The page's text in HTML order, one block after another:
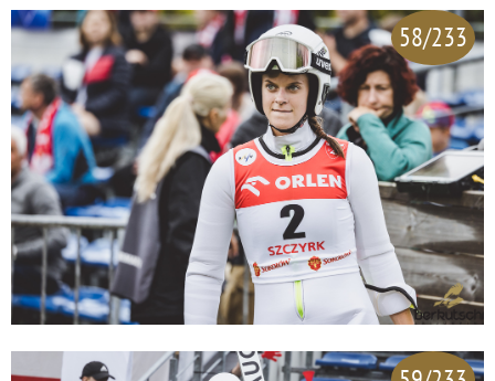
58/233